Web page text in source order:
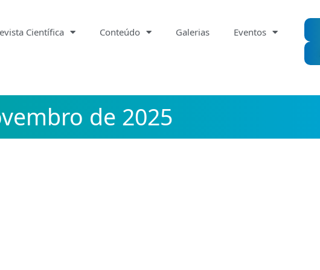
Científica Conteúdo Galerias Eventos
de 2025